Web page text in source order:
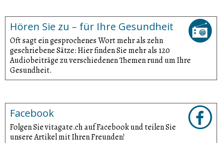
Hören Sie zu – für Ihre Gesundheit
Oft sagt ein gesprochenes Wort mehr als zehn
geschriebene Sätze: Hier finden Sie mehr als 120
Audiobeiträge zu verschiedenen Themen rund um Ihre
Gesundheit.
Facebook
Folgen Sie vitagate.ch auf Facebook und teilen Sie
unsere Artikel mit Ihren Freunden!